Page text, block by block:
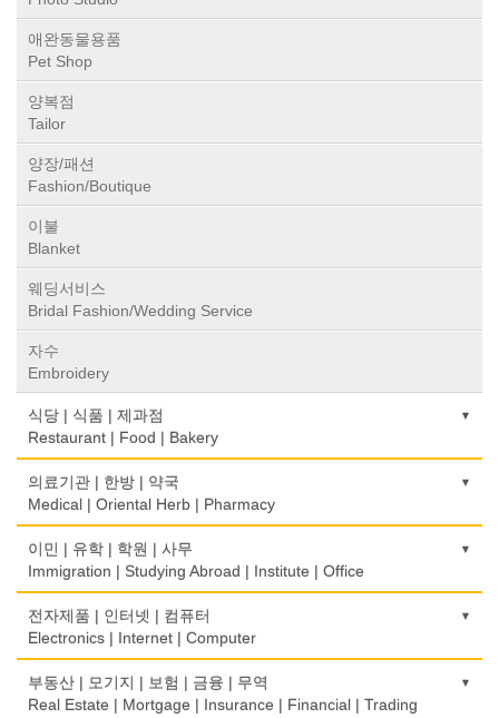
애완동물용품
Pet Shop
양복점
Tailor
양장/패션
Fashion/Boutique
이불
Blanket
웨딩서비스
Bridal Fashion/Wedding Service
자수
Embroidery
식당 | 식품 | 제과점
Restaurant | Food | Bakery
농장
Farm
떡집/방앗간
Rice Cake
생선가게
Fish Market
Restaurant
의료기관 | 한방 | 약국
Medical | Oriental Herb | Pharmacy
의사-검안의
Optometrist
보청기
Hearing Aid
Bidet
이민 | 유학 | 학원 | 사무
Immigration | Studying Abroad | Institute | Office
이민/유학
Immigration/Studying Abroad
사무기기
Office Equipment
전자제품 | 인터넷 | 컴퓨터
Electronics | Internet | Computer
금전등록기
Cash Register
부동산 | 모기지 | 보험 | 금융 | 무역
Real Estate | Mortgage | Insurance | Financial | Trading